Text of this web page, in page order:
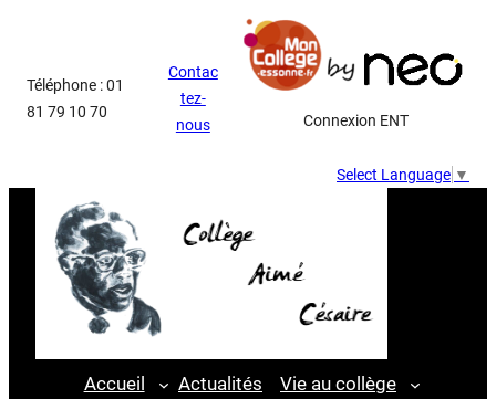
contenu
Téléphone : 01
81 79 10 70
Contac
tez-
nous
Connexion ENT
Select Language ▼
Accueil Actualités Vie au collège